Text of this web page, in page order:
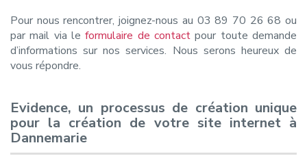
Pour nous rencontrer, joignez-nous au 03 89 70 26 68 ou
par mail via leformulaire de contact pour toute demande
d’informations sur nos services. Nous serons heureux de
vous répondre.
Evidence, un processus de création unique
pour la création de votre site internet à
Dannemarie